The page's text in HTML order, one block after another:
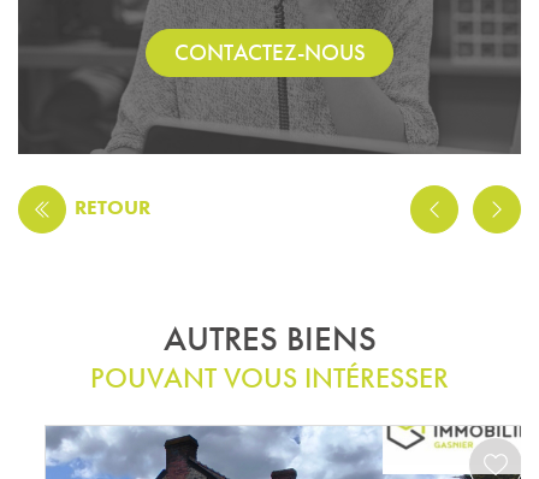
CONTACTEZ-NOUS
RETOUR
AUTRES BIENS
POUVANT VOUS INTÉRESSER